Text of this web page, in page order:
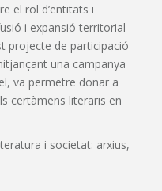
el rol d’entitats i
i expansió territorial
projecte de participació
una campanya
va permetre donar a
certàmens literaris en
i societat: arxius,